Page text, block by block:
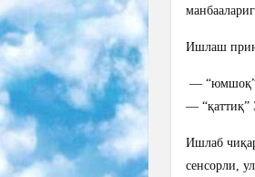
Ишлаш
— “юмшоқ”
— “қаттиқ”
Ишлаб
сенсорли,